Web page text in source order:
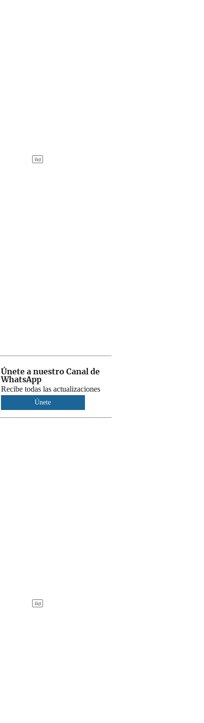
Únete a nuestro Canal de
WhatsApp
Recibe todas las actualizaciones
Únete